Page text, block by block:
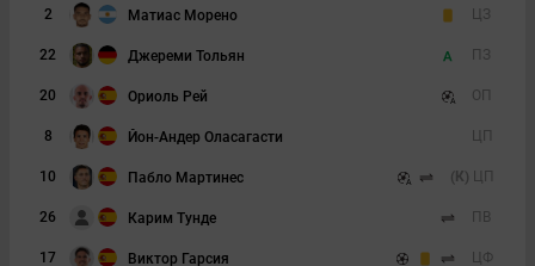
2 Матиас Морено ЦЗ
22 Джереми Тольян ПЗ
20 Ориоль Рей ОП
8 Йон-Андер Оласагасти ЦП
10 Пабло Мартинес (К) ЦП
26 Карим Тунде ПВ
17 Виктор Гарсия ЦФ